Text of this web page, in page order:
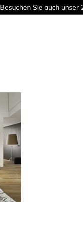
Besuchen Sie auch unser